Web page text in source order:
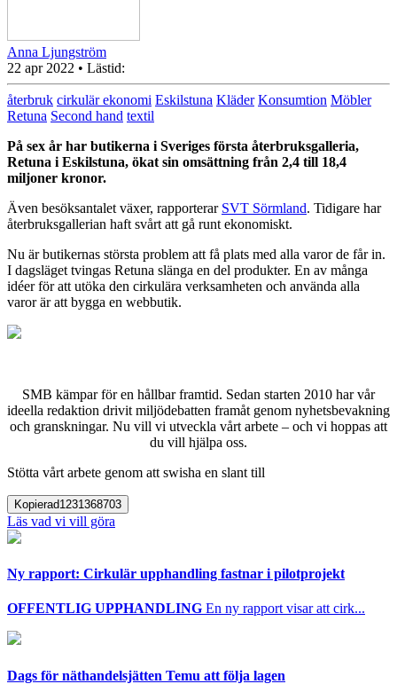
Anna Ljungström
22 apr 2022 • Lästid:
återbruk cirkulär ekonomi Eskilstuna Kläder Konsumtion Möbler
Retuna Second hand textil
På sex år har butikerna i Sveriges första återbruksgalleria,
Retuna i Eskilstuna, ökat sin omsättning från 2,4 till 18,4
miljoner kronor.
Även besöksantalet växer, rapporterar SVT Sörmland. Tidigare har
återbruksgallerian haft svårt att gå runt ekonomiskt.
Nu är butikernas största problem att få plats med alla varor de får in.
I dagsläget tvingas Retuna slänga en del produkter. En av många
idéer för att utöka den cirkulära verksamheten och använda alla
varor är att bygga en webbutik.
SMB kämpar för en hållbar framtid. Sedan starten 2010 har vår
ideella redaktion drivit miljödebatten framåt genom nyhetsbevakning
och granskningar. Nu vill vi utveckla vårt arbete – och vi hoppas att
du vill hjälpa oss.
Stötta vårt arbete genom att swisha en slant till
Kopierad1231368703
Läs vad vi vill göra
Ny rapport: Cirkulär upphandling fastnar i pilotprojekt
OFFENTLIG UPPHANDLING En ny rapport visar att cirk...
Dags för näthandelsjätten Temu att följa lagen